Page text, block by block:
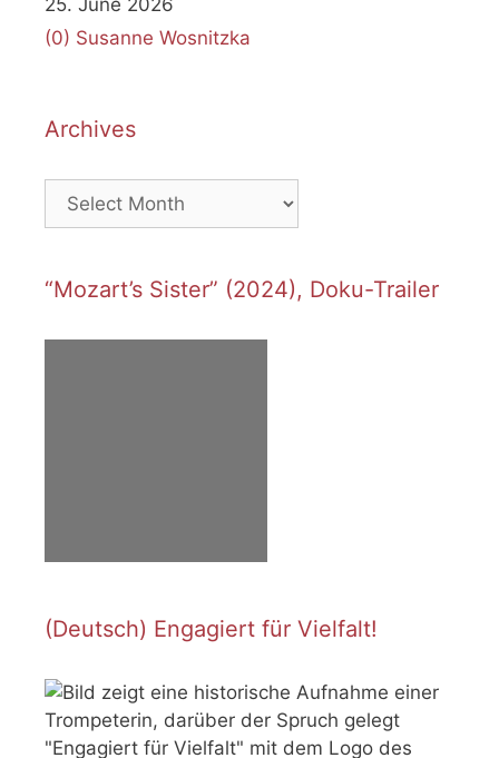
(0) Susanne Wosnitzka
Archives
Archives
“Mozart’s Sister” (2024), Doku-Trailer
(Deutsch) Engagiert für Vielfalt!